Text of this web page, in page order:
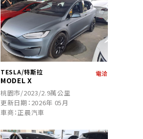
TESLA/特斯拉
MODEL X
電洽
桃園市/2023/2.9萬公里
更新日期：2026年 05月
車商：正晨汽車